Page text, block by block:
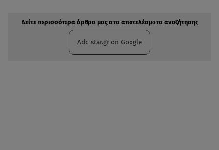
Δείτε περισσότερα άρθρα μας στα αποτελέσματα αναζήτησης
Add star.gr on Google